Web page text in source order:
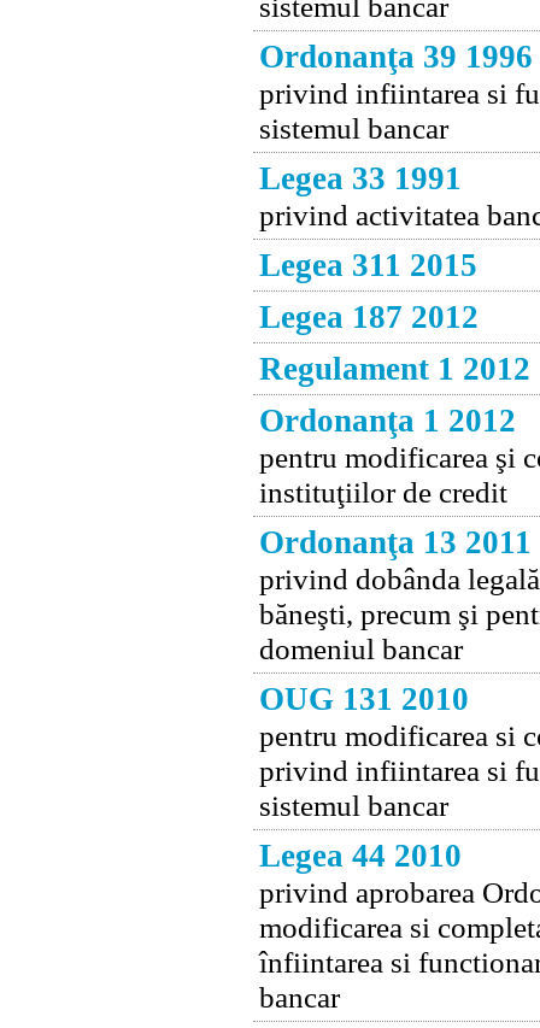
Ordonanţa 39 1996
privind infiintarea si
sistemul bancar
Legea 33 1991
privind activitatea
Legea 311 2015
Legea 187 2012
Regulament 1 2012
Ordonanţa 1 2012
pentru modificarea şi
instituţiilor de credit
Ordonanţa 13 2011
privind dobânda
băneşti, precum şi
domeniul bancar
OUG 131 2010
pentru modificarea si
privind infiintarea si
sistemul bancar
Legea 44 2010
privind aprobarea
modificarea si
înfiintarea si
bancar